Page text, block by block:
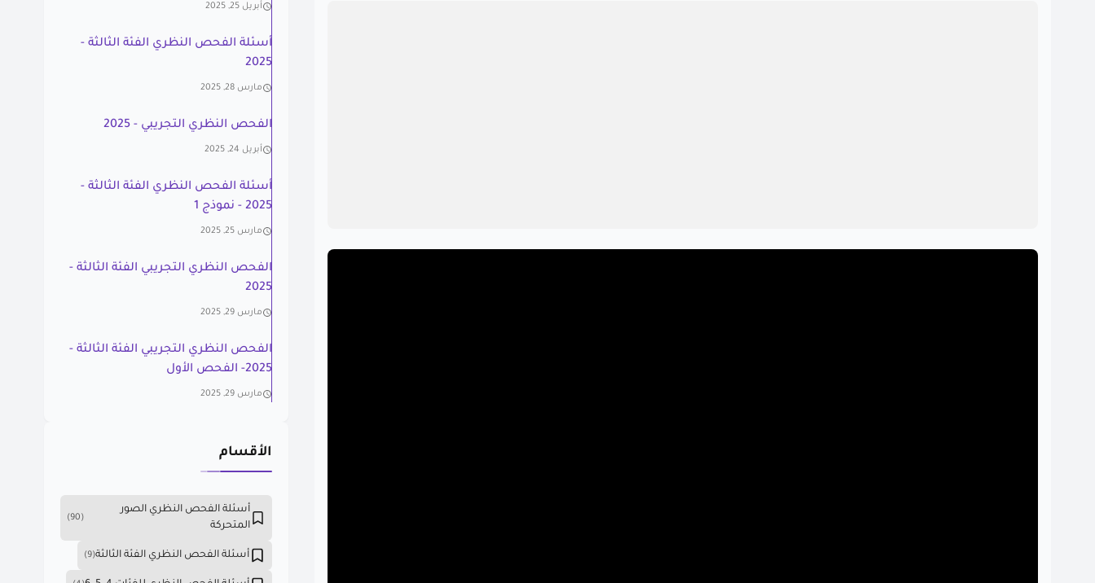
أبريل 25, 2025
أسئلة الفحص النظري الفئة الثالثة -
2025
مارس 28, 2025
الفحص النظري التجريبي - 2025
أبريل 24, 2025
أسئلة الفحص النظري الفئة الثالثة -
2025 - نموذج 1
مارس 25, 2025
الفحص النظري التجريبي الفئة الثالثة -
2025
مارس 29, 2025
الفحص النظري التجريبي الفئة الثالثة -
2025- الفحص الأول
مارس 29, 2025
الأقسام
أسئلة الفحص النظري الصور
المتحركة
(90)
أسئلة الفحص النظري الفئة الثالثة(9)